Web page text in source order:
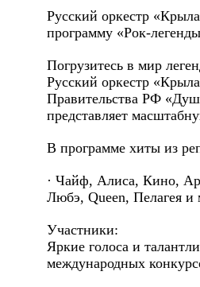
Русский оркестр
программу «Рок-
Погрузитесь в мир
Русский оркестр
Правительства РФ
представляет
В программе хиты из
· Чайф, Алиса, Кино,
Любэ, Queen, Пелагея и
Участники:
Яркие голоса и
международных